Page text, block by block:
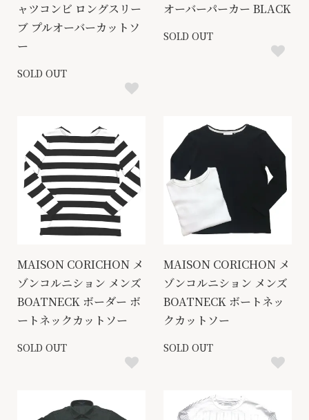
ャツコンビ ロングスリー
ブ プルオーバーカットソ
ー
SOLD OUT
オーバーパーカー BLACK
SOLD OUT
MAISON CORICHON メ
ゾンコルニション メンズ
BOATNECK ボーダー ボ
ートネックカットソー
SOLD OUT
MAISON CORICHON メ
ゾンコルニション メンズ
BOATNECK ボートネッ
クカットソー
SOLD OUT